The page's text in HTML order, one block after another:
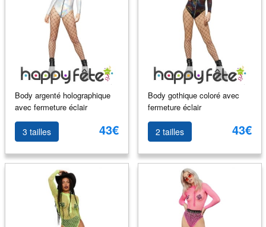
Body argenté holographique
avec fermeture éclair
3 tailles 43€
Body gothique coloré avec
fermeture éclair
2 tailles 43€